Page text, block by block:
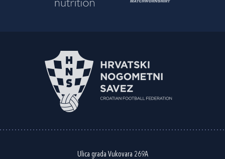
Ulica grada Vukovara 269A